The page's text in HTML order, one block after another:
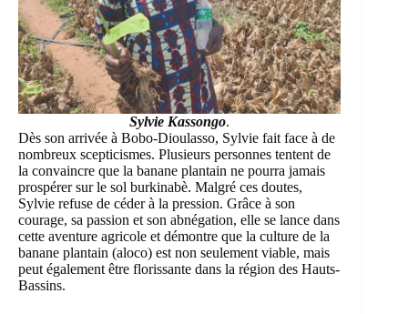
Sylvie Kassongo.
Dès son arrivée à Bobo-Dioulasso, Sylvie fait face à de
nombreux scepticismes. Plusieurs personnes tentent de
la convaincre que la banane plantain ne pourra jamais
prospérer sur le sol burkinabè. Malgré ces doutes,
Sylvie refuse de céder à la pression. Grâce à son
courage, sa passion et son abnégation, elle se lance dans
cette aventure agricole et démontre que la culture de la
banane plantain (aloco) est non seulement viable, mais
peut également être florissante dans la région des Hauts-
Bassins.